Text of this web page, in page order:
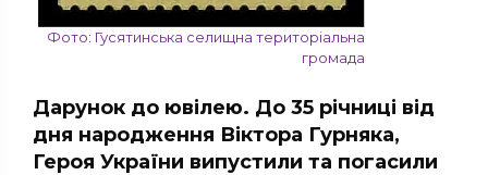
Фото: Гусятинська селищна територіальна
громада
Дарунок до ювілею. До 35 річниці від
дня народження Віктора Гурняка,
Героя України випустили та погасили